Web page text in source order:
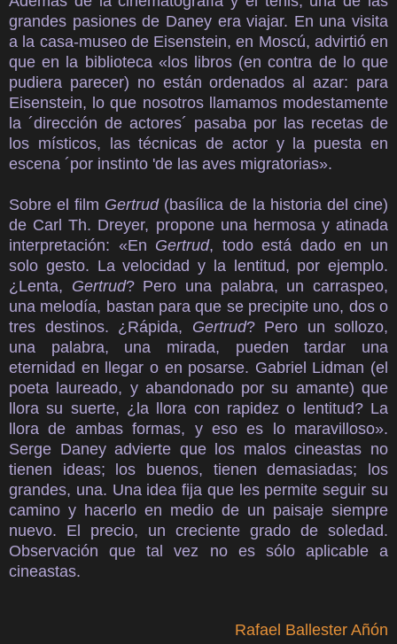
grandes pasiones de Daney era viajar. En una visita
a la casa-museo de Eisenstein, en Moscú, advirtió en
que en la biblioteca «los libros (en contra de lo que
pudiera parecer) no están ordenados al azar: para
Eisenstein, lo que nosotros llamamos modestamente
la ´dirección de actores´ pasaba por las recetas de
los místicos, las técnicas de actor y la puesta en
escena ´por instinto 'de las aves migratorias».
Sobre el film Gertrud(basílica de la historia del cine)
de Carl Th. Dreyer, propone una hermosa y atinada
interpretación: «En Gertrud, todo está dado en un
solo gesto. La velocidad y la lentitud, por ejemplo.
¿Lenta, Gertrud? Pero una palabra, un carraspeo,
una melodía, bastan para que se precipite uno, dos o
tres destinos. ¿Rápida, Gertrud? Pero un sollozo,
una palabra, una mirada, pueden tardar una
eternidad en llegar o en posarse. Gabriel Lidman (el
poeta laureado, y abandonado por su amante) que
llora su suerte, ¿la llora con rapidez o lentitud? La
llora de ambas formas, y eso es lo maravilloso».
Serge Daney advierte que los malos cineastas no
tienen ideas; los buenos, tienen demasiadas; los
grandes, una. Una idea fija que les permite seguir su
camino y hacerlo en medio de un paisaje siempre
nuevo. El precio, un creciente grado de soledad.
Observación que tal vez no es sólo aplicable a
cineastas.
Rafael Ballester Añón